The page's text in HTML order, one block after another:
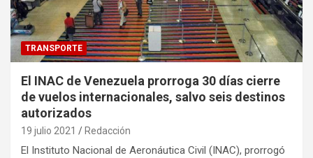
TRANSPORTE
El INAC de Venezuela prorroga 30 días cierre
de vuelos internacionales, salvo seis destinos
autorizados
19 julio 2021 Redacción
El Instituto Nacional de Aeronáutica Civil (INAC), prorrogó